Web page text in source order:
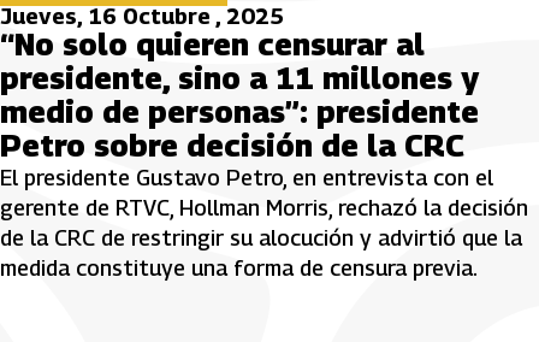
Jueves, 16 Octubre , 2025
“No solo quieren censurar al
presidente, sino a 11 millones y
medio de personas”: presidente
Petro sobre decisión de la CRC
El presidente Gustavo Petro, en entrevista con el
gerente de RTVC, Hollman Morris, rechazó la decisión
de la CRC de restringir su alocución y advirtió que la
medida constituye una forma de censura previa.